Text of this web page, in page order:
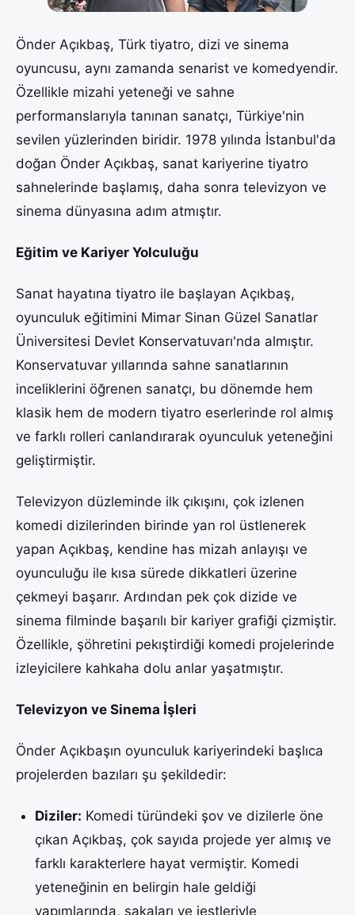
Önder Açıkbaş, Türk tiyatro, dizi ve sinema
oyuncusu, aynı zamanda senarist ve komedyendir.
Özellikle mizahi yeteneği ve sahne
performanslarıyla tanınan sanatçı, Türkiye'nin
sevilen yüzlerinden biridir. 1978 yılında İstanbul'da
doğan Önder Açıkbaş, sanat kariyerine tiyatro
sahnelerinde başlamış, daha sonra televizyon ve
sinema dünyasına adım atmıştır.
Eğitim ve Kariyer Yolculuğu
Sanat hayatına tiyatro ile başlayan Açıkbaş,
oyunculuk eğitimini Mimar Sinan Güzel Sanatlar
Üniversitesi Devlet Konservatuvarı'nda almıştır.
Konservatuvar yıllarında sahne sanatlarının
inceliklerini öğrenen sanatçı, bu dönemde hem
klasik hem de modern tiyatro eserlerinde rol almış
ve farklı rolleri canlandırarak oyunculuk yeteneğini
geliştirmiştir.
Televizyon düzleminde ilk çıkışını, çok izlenen
komedi dizilerinden birinde yan rol üstlenerek
yapan Açıkbaş, kendine has mizah anlayışı ve
oyunculuğu ile kısa sürede dikkatleri üzerine
çekmeyi başarır. Ardından pek çok dizide ve
sinema filminde başarılı bir kariyer grafiği çizmiştir.
Özellikle, şöhretini pekıştirdiği komedi projelerinde
izleyicilere kahkaha dolu anlar yaşatmıştır.
Televizyon ve Sinema İşleri
Önder Açıkbaşın oyunculuk kariyerindeki başlıca
projelerden bazıları şu şekildedir:
Diziler: Komedi türündeki şov ve dizilerle öne
çıkan Açıkbaş, çok sayıda projede yer almış ve
farklı karakterlere hayat vermiştir. Komedi
yeteneğinin en belirgin hale geldiği
yapımlarında, şakaları ve jestleriyle